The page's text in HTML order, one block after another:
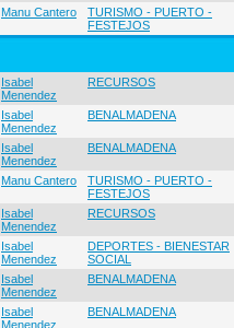
Manu Cantero
TURISMO - PUERTO -
FESTEJOS
Isabel
Menendez
RECURSOS
Isabel
Menendez
BENALMADENA
Isabel
Menendez
BENALMADENA
Manu Cantero
TURISMO - PUERTO -
FESTEJOS
Isabel
Menendez
RECURSOS
Isabel
Menendez
DEPORTES - BIENESTAR
SOCIAL
Isabel
Menendez
BENALMADENA
Isabel
Menendez
BENALMADENA